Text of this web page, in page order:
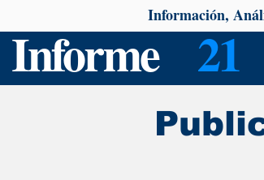
Informe 21
Información,